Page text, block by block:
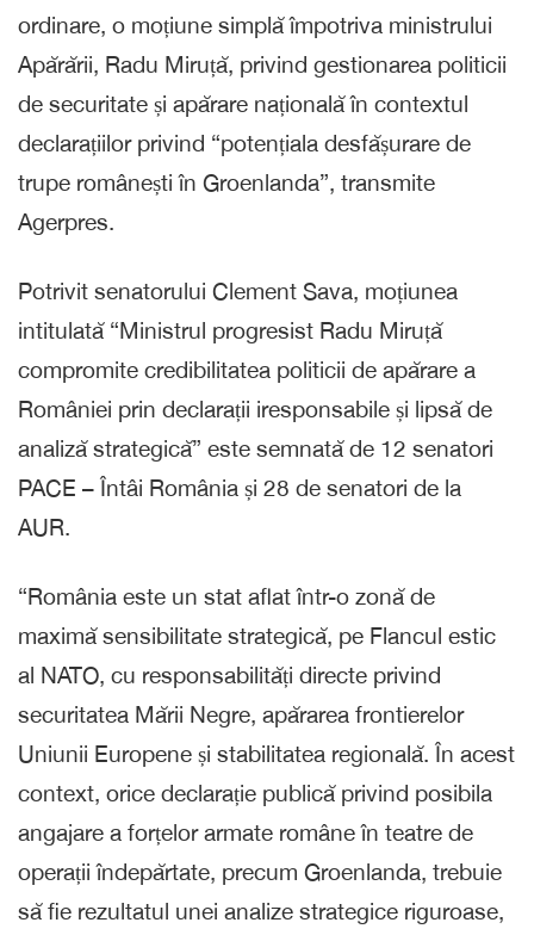
ordinare, o moțiune simplă împotriva ministrului
Apărării, Radu Miruță, privind gestionarea politicii
de securitate și apărare națională în contextul
declarațiilor privind “potențiala desfășurare de
trupe românești în Groenlanda”, transmite
Agerpres.
Potrivit senatorului Clement Sava, moțiunea
intitulată “Ministrul progresist Radu Miruță
compromite credibilitatea politicii de apărare a
României prin declarații iresponsabile și lipsă de
analiză strategică” este semnată de 12 senatori
PACE – Întâi România și 28 de senatori de la
AUR.
“România este un stat aflat într-o zonă de
maximă sensibilitate strategică, pe Flancul estic
al NATO, cu responsabilități directe privind
securitatea Mării Negre, apărarea frontierelor
Uniunii Europene și stabilitatea regională. În acest
context, orice declarație publică privind posibila
angajare a forțelor armate române în teatre de
operații îndepărtate, precum Groenlanda, trebuie
să fie rezultatul unei analize strategice riguroase,